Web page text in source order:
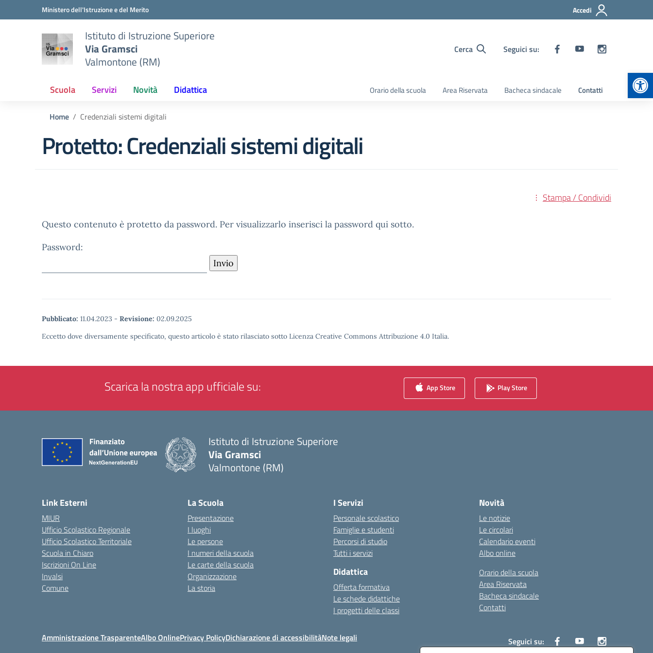
Vai ai contenuti
Vai al menu di navigazioneMinistero dell'Istruzione e del Merito Accedi
Istituto di Istruzione Superiore
Via Gramsci
Valmontone (RM)
Cerca Seguici su:
Scuola Servizi Novità Didattica Orario della scuola Area Riservata Bacheca sindacale Contatti
Home Credenziali sistemi digitali
Protetto: Credenziali sistemi digitali
Stampa / Condividi
Questo contenuto è protetto da password. Per visualizzarlo inserisci la password qui sotto.
Password:
Pubblicato: 11.04.2023 - Revisione: 02.09.2025
Eccetto dove diversamente specificato, questo articolo è stato rilasciato sotto Licenza Creative Commons Attribuzione 4.0 Italia.
Scarica la nostra app ufficiale su: App Store Play Store
Istituto di Istruzione Superiore
Via Gramsci
Valmontone (RM)
Link Esterni
MIUR
Ufficio Scolastico Regionale
Ufficio Scolastico Territoriale
Scuola in Chiaro
Iscrizioni On Line
Invalsi
Comune
La Scuola
Presentazione
I luoghi
Le persone
I numeri della scuola
Le carte della scuola
Organizzazione
La storia
I Servizi
Personale scolastico
Famiglie e studenti
Percorsi di studio
Tutti i servizi
Didattica
Offerta formativa
Le schede didattiche
I progetti delle classi
Novità
Le notizie
Le circolari
Calendario eventi
Albo online
Orario della scuola
Area Riservata
Bacheca sindacale
Contatti
Amministrazione TrasparenteAlbo OnlinePrivacy PolicyDichiarazione di accessibilitàNote legali Seguici su: